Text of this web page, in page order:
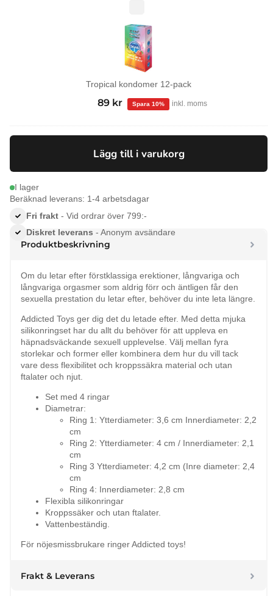
pack
Tropical kondomer 12-pack
Det
priset
99 kr.
89 kr
Det
priset
89 kr.
inkl. moms
Lägg till i varukorg
I lager
Beräknad leverans: 1-4 arbetsdagar
Fri frakt - Vid ordrar över 799:-
Diskret leverans - Anonym avsändare
Produktbeskrivning
Om du letar efter förstklassiga erektioner, långvariga och
långvariga orgasmer som aldrig förr och äntligen får den
sexuella prestation du letar efter, behöver du inte leta längre.
Addicted Toys ger dig det du letade efter. Med detta mjuka
silikonringset har du allt du behöver för att uppleva en
häpnadsväckande sexuell upplevelse. Välj mellan fyra
storlekar och former eller kombinera dem hur du vill tack
vare dess flexibilitet och kroppssäkra material och utan
ftalater och njut.
Set med 4 ringar
Diametrar:
Ring 1: Ytterdiameter: 3,6 cm Innerdiameter: 2,2
cm
Ring 2: Ytterdiameter: 4 cm / Innerdiameter: 2,1
cm
Ring 3 Ytterdiameter: 4,2 cm (Inre diameter: 2,4
cm
Ring 4: Innerdiameter: 2,8 cm
Flexibla silikonringar
Kroppssäker och utan ftalater.
Vattenbeständig.
För nöjesmissbrukare ringer Addicted toys!
Frakt & Leverans